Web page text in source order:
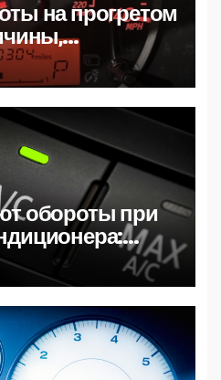
на прогретом
обороты при
и